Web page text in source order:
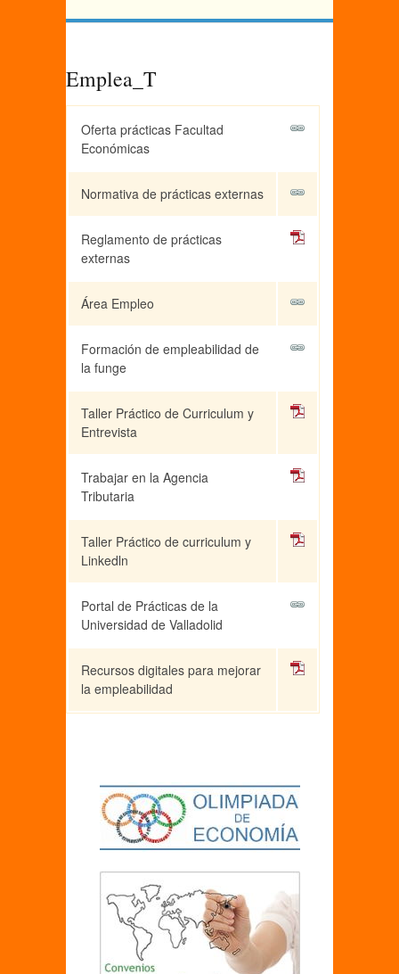
Emplea_T
Oferta prácticas Facultad
Económicas
Normativa de prácticas externas
Reglamento de prácticas
externas
Área Empleo
Formación de empleabilidad de
la funge
Taller Práctico de Curriculum y
Entrevista
Trabajar en la Agencia
Tributaria
Taller Práctico de curriculum y
Linkedln
Portal de Prácticas de la
Universidad de Valladolid
Recursos digitales para mejorar
la empleabilidad